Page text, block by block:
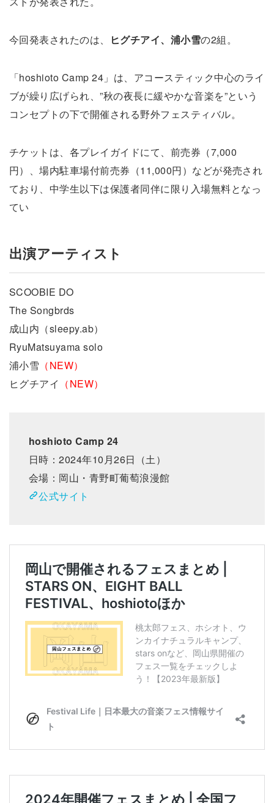
今回発表されたのは、 ヒグチアイ、浦小雪の2組。
「hoshioto Camp 24」は、アコースティック中心のライ
ブが繰り広げられ、”秋の夜長に緩やかな音楽を”という
コンセプトの下で開催される野外フェスティバル。
チケットは、各プレイガイドにて、前売券（7,000
円）、場内駐車場付前売券（11,000円）などが発売され
ており、中学生以下は保護者同伴に限り入場無料となっ
てい
出演アーティスト
SCOOBIE DO
The Songbrds
成山内（sleepy.ab）
RyuMatsuyama solo
浦小雪 （NEW）
ヒグチアイ （NEW）
hoshioto Camp 24
日時：2024年10月26日（土）
会場：岡山・青野町葡萄浪漫館
公式サイト